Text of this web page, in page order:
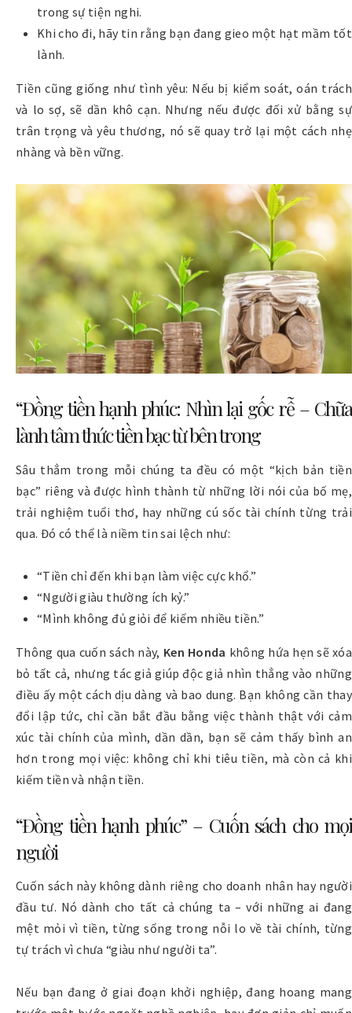
trong sự tiện nghi.
Khi cho đi, hãy tin rằng bạn đang gieo một hạt mầm tốt
lành.
Tiền cũng giống như tình yêu: Nếu bị kiểm soát, oán trách
và lo sợ, sẽ dần khô cạn. Nhưng nếu được đối xử bằng sự
trân trọng và yêu thương, nó sẽ quay trở lại một cách nhẹ
nhàng và bền vững.
“Đồng tiền hạnh phúc: Nhìn lại gốc rễ – Chữa
lành tâm thức tiền bạc từ bên trong
Sâu thẳm trong mỗi chúng ta đều có một “kịch bản tiền
bạc” riêng và được hình thành từ những lời nói của bố mẹ,
trải nghiệm tuổi thơ, hay những cú sốc tài chính từng trải
qua. Đó có thể là niềm tin sai lệch như:
“Tiền chỉ đến khi bạn làm việc cực khổ.”
“Người giàu thường ích kỷ.”
“Mình không đủ giỏi để kiếm nhiều tiền.”
Thông qua cuốn sách này, Ken Honda không hứa hẹn sẽ xóa
bỏ tất cả, nhưng tác giả giúp độc giả nhìn thẳng vào những
điều ấy một cách dịu dàng và bao dung. Bạn không cần thay
đổi lập tức, chỉ cần bắt đầu bằng việc thành thật với cảm
xúc tài chính của mình, dần dần, bạn sẽ cảm thấy bình an
hơn trong mọi việc: không chỉ khi tiêu tiền, mà còn cả khi
kiếm tiền và nhận tiền.
“Đồng tiền hạnh phúc” – Cuốn sách cho mọi
người
Cuốn sách này không dành riêng cho doanh nhân hay người
đầu tư. Nó dành cho tất cả chúng ta – với những ai đang
mệt mỏi vì tiền, từng sống trong nỗi lo về tài chính, từng
tự trách vì chưa “giàu như người ta”.
Nếu bạn đang ở giai đoạn khởi nghiệp, đang hoang mang